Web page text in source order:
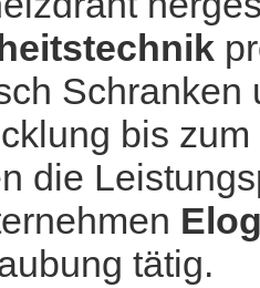
bis
die
tätig.